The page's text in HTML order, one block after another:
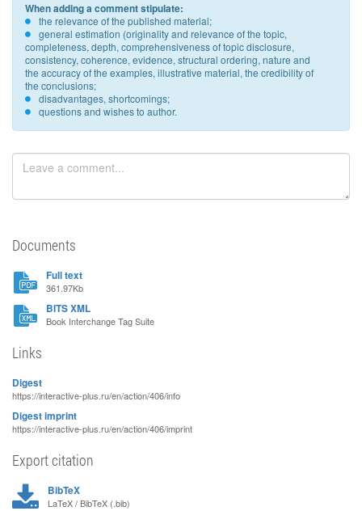
When adding a comment stipulate:
the relevance of the published material;
general estimation (originality and relevance of the topic,
completeness, depth, comprehensiveness of topic disclosure,
consistency, coherence, evidence, structural ordering, nature and
the accuracy of the examples, illustrative material, the credibility of
the conclusions;
disadvantages, shortcomings;
questions and wishes to author.
Documents
Full text
361.97Kb
BITS XML
Book Interchange Tag Suite
Links
Digest
https://interactive-plus.ru/en/action/406/info
Digest imprint
https://interactive-plus.ru/en/action/406/imprint
Export citation
BibTeX
LaTeX / BibTeX (.bib)